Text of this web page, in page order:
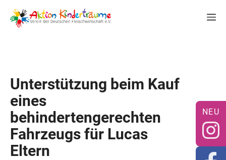
Inhalt
springen
Unterstützung beim Kauf
eines
behindertengerechten
Fahrzeugs für Lucas
Eltern